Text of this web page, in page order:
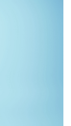
барилгын
төгс шийдэл
уялдаатай, олон
олон
Уг систем
гадна хэрэглээ,
систем
конструкцийн
хувилбарт
ган хийцтэй
дулаан